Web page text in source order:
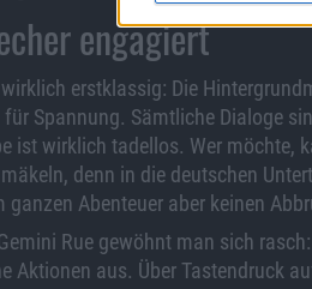
engagiert
erstklassig: Die
Spannung. Sämtliche Dialoge
ist wirklich tadellos. Wer möchte,
denn in die deutschen
ganzen Abenteuer aber keinen
Rue gewöhnt man sich
Aktionen aus. Über Tastendruck